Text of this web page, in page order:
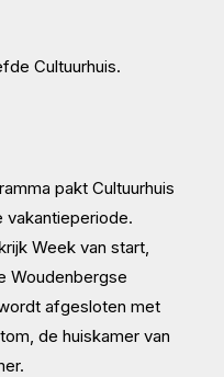
Cultuurhuis.
pakt Cultuurhuis
vakantieperiode.
Week van start,
Woudenbergse
afgesloten met
de huiskamer van